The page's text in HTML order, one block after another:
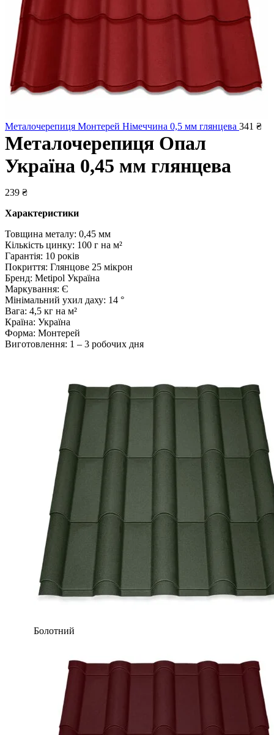
Металочерепиця Монтерей Німеччина 0,5 мм глянцева 341 ₴
Металочерепиця Опал
Україна 0,45 мм глянцева
239 ₴
Характеристики
Товщина металу: 0,45 мм
Кількість цинку: 100 г на м²
Гарантія: 10 років
Покриття: Глянцове 25 мікрон
Бренд: Metipol Україна
Маркування: Є
Мінімальний ухил даху: 14 °
Вага: 4,5 кг на м²
Країна: Україна
Форма: Монтерей
Виготовлення: 1 – 3 робочих дня
Болотний